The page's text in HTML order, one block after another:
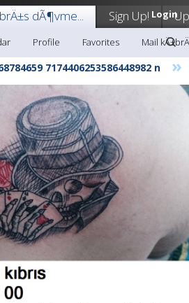
Login
dÃ¶vme... Sign Up!
Profile Favorites Mail
7174406253586448982 n »